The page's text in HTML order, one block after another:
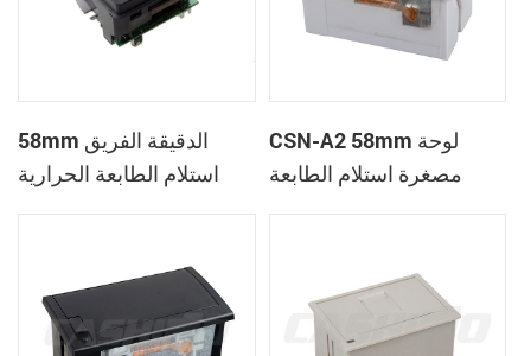
58mm الدقيقة الفريق
استلام الطابعة الحرارية
CSN-A2 58mm لوحة
مصغرة استلام الطابعة